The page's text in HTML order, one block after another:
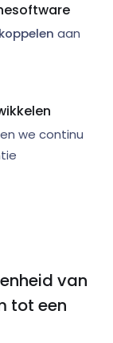
koppelen aan
we continu
van
tot een